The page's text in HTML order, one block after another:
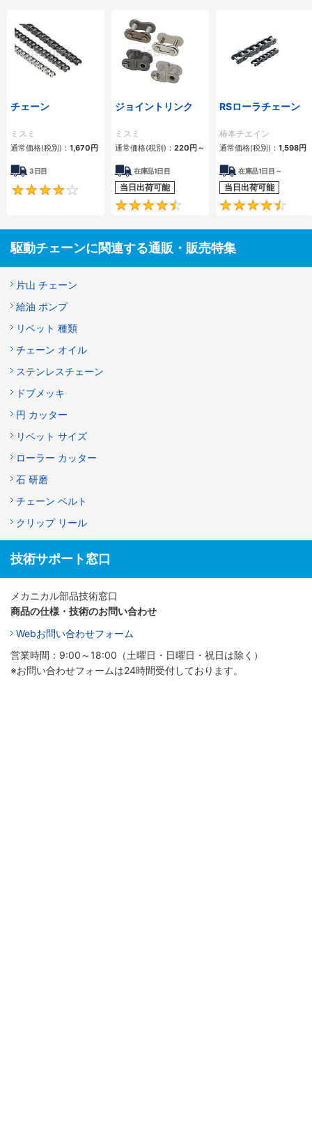
チェーン
ミスミ
通常価格(税別)： 1,670円
3日目
4.2
ジョイントリンク
ミスミ
通常価格(税別)： 220円～
在庫品1日目
当日出荷可能
4.5
RSローラチェーン
椿本チエイン
通常価格(税別)： 1,598円
在庫品1日目～
当日出荷可能
駆動チェーンに関連する通販・販売特集
片山 チェーン
給油 ポンプ
リベット 種類
チェーン オイル
ステンレスチェーン
ドブメッキ
円 カッター
リベット サイズ
ローラー カッター
石 研磨
チェーン ベルト
クリップ リール
技術サポート窓口
メカニカル部品技術窓口
商品の仕様・技術のお問い合わせ
Webお問い合わせフォーム
営業時間：9:00～18:00（土曜日・日曜日・祝日は除く）
※お問い合わせフォームは24時間受付しております。